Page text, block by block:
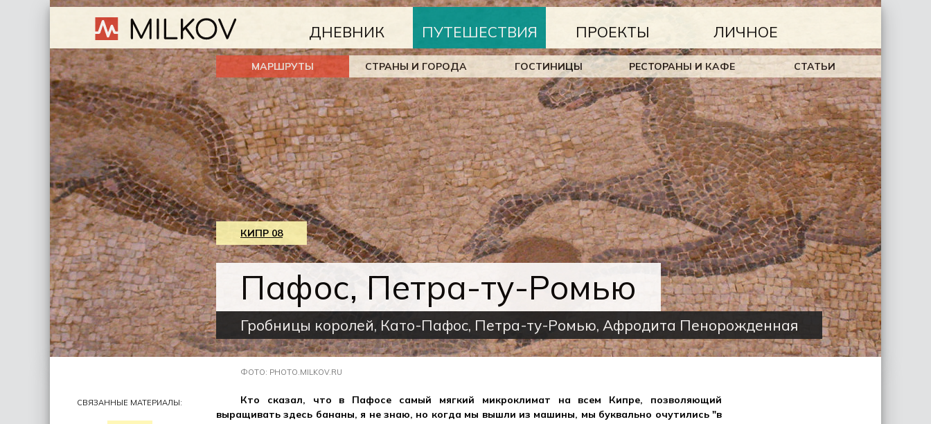
ДНЕВНИК ПУТЕШЕСТВИЯ
МАРШРУТЫ СТРАНЫ И ГОРОДА ГОСТИНИЦЫ РЕСТОРАНЫ И КАФЕ СТАТЬИ
ПРОЕКТЫ ЛИЧНОЕ
КИПР 08
Пафос, Петра-ту-Ромью
Гробницы королей, Като-Пафос, Петра-ту-Ромью, Афродита Пенорожденная
ФОТО: PHOTO.MILKOV.RU
СВЯЗАННЫЕ МАТЕРИАЛЫ:
Кто сказал, что в Пафосе самый мягкий микроклимат на всем Кипре, позволяющий
выращивать здесь бананы, я не знаю, но когда мы вышли из машины, мы буквально очутились "в